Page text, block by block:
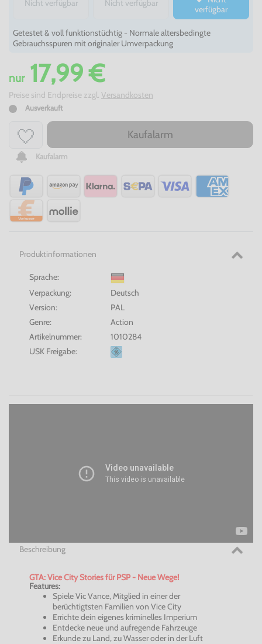
Nicht verfügbar
Nicht verfügbar
verfügbar
Getestet & voll funktionstüchtig - Normale altersbedingte
Gebrauchsspuren mit originaler Umverpackung
nur17,99 €
Preise sind Endpreise zzgl. Versandkosten
Ausverkauft
Kaufalarm
Kaufalarm
Produktinformationen
Sprache:
Verpackung:
Deutsch
Version:
PAL
Genre:
Action
Artikelnummer:
1010284
USK Freigabe:
Beschreibung
GTA: Vice City Stories für PSP - Neue Wege!
Features:
Spiele Vic Vance, Mitglied in einer der
berüchtigtsten Familien von Vice City
Errichte dein eigenes kriminelles Imperium
Entdecke neue und aufregende Fahrzeuge
Erkunde zu Land, zu Wasser oder in der Luft